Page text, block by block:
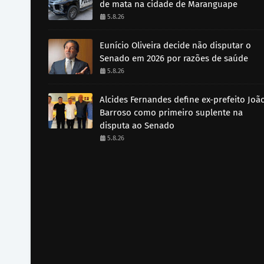
de mata na cidade de Maranguape
5.8.26
Eunício Oliveira decide não disputar o
Senado em 2026 por razões de saúde
5.8.26
Alcides Fernandes define ex-prefeito
Barroso como primeiro suplente na
disputa ao Senado
5.8.26